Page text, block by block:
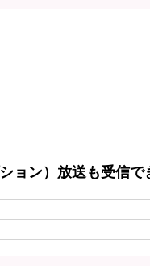
ン）放送も受信で